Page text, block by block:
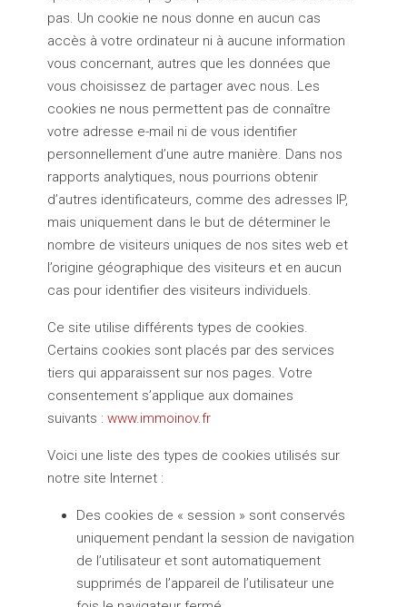
pas. Un cookie ne nous donne en aucun cas
accès à votre ordinateur ni à aucune information
vous concernant, autres que les données que
vous choisissez de partager avec nous. Les
cookies ne nous permettent pas de connaître
votre adresse e-mail ni de vous identifier
personnellement d’une autre manière. Dans nos
rapports analytiques, nous pourrions obtenir
d’autres identificateurs, comme des adresses IP,
mais uniquement dans le but de déterminer le
nombre de visiteurs uniques de nos sites web et
l’origine géographique des visiteurs et en aucun
cas pour identifier des visiteurs individuels.
Ce site utilise différents types de cookies.
Certains cookies sont placés par des services
tiers qui apparaissent sur nos pages. Votre
consentement s’applique aux domaines
suivants : www.immoinov.fr
Voici une liste des types de cookies utilisés sur
notre site Internet :
Des cookies de « session » sont conservés
uniquement pendant la session de navigation
de l’utilisateur et sont automatiquement
supprimés de l’appareil de l’utilisateur une